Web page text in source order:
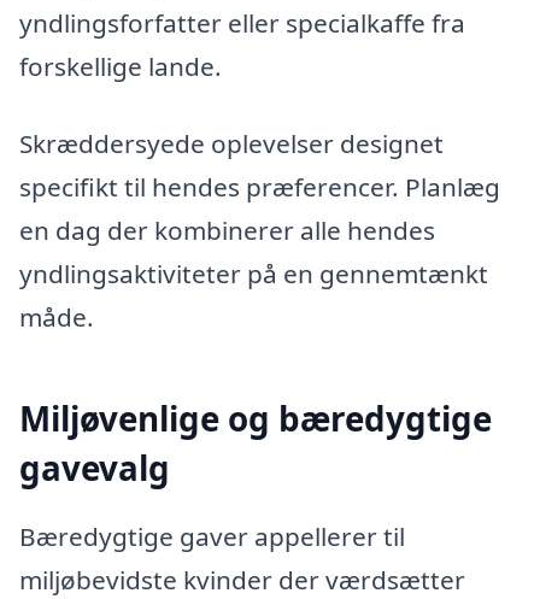
yndlingsforfatter eller specialkaffe fra
forskellige lande.
Skræddersyede oplevelser designet
specifikt til hendes præferencer. Planlæg
en dag der kombinerer alle hendes
yndlingsaktiviteter på en gennemtænkt
måde.
Miljøvenlige og bæredygtige
gavevalg
Bæredygtige gaver appellerer til
miljøbevidste kvinder der værdsætter